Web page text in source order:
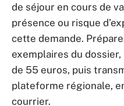
de séjour en cours de
présence ou risque
cette demande.
exemplaires du
de 55 euros, puis
plateforme régionale,
courrier.